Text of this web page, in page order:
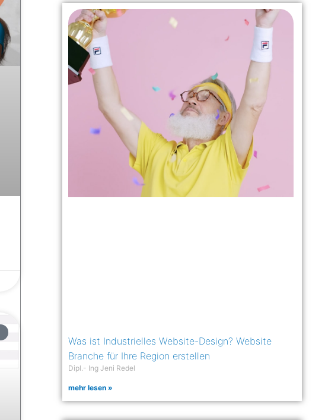
Was ist Industrielles Website-Design? Website
Branche für Ihre Region erstellen
Dipl.- Ing Jeni Redel
mehr lesen »